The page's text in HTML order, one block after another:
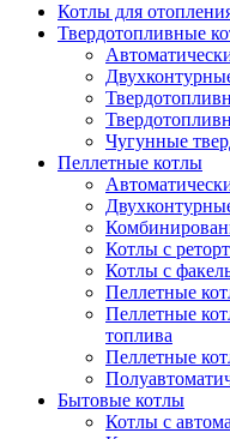
Котлы для
Твердотопливные
Чугунные
Пеллетные котлы
Котлы с
Котлы с
Пеллетные
Пеллетные
топлива
Пеллетные
Бытовые котлы
Котлы с